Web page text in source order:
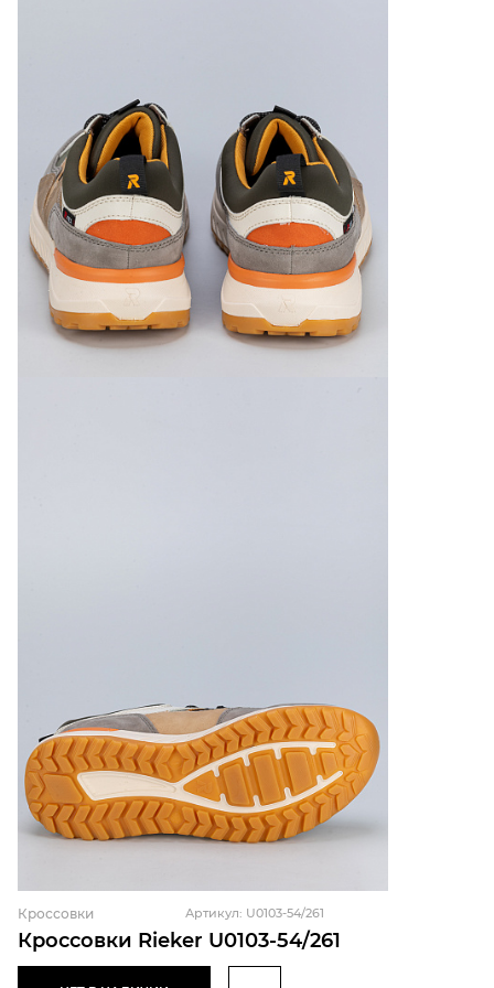
Кроссовки Rieker U0103-54/261
Кроссовки Артикул: U0103-54/261